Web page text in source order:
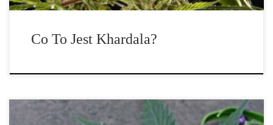
Co To Jest Khardala?